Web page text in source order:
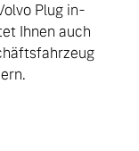
Plug in-
Ihnen auch